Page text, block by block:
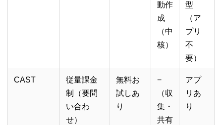
動作
成
（中
核）
型
（ア
プリ
不
要）
CAST
従量課金
制（要問
い合わ
せ）
無料お
試しあ
り
−
（収
集・
共有
アプ
リあ
り